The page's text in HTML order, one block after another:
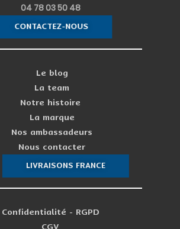
04 78 03 50 48
CONTACTEZ-NOUS
Le blog
La team
Notre histoire
La marque
Nos ambassadeurs
Nous contacter
LIVRAISONS FRANCE
Confidentialité - RGPD